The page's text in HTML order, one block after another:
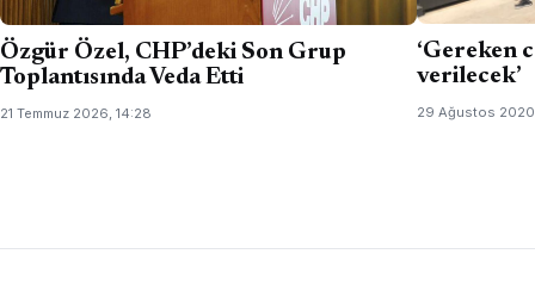
Özgür Özel, CHP’deki Son Grup
Toplantısında Veda Etti
21 Temmuz 2026, 14:28
‘Gereken
verilecek’
29 Ağustos